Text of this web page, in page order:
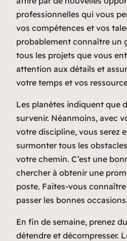
professionnelles qui vous
vos compétences et vos
probablement connaître un
tous les projets que vous
attention aux détails et
votre temps et vos
Les planètes indiquent que
survenir. Néanmoins, avec
votre discipline, vous serez
surmonter tous les
votre chemin. C’est une
chercher à obtenir une
poste. Faites-vous
passer les bonnes occasions.
En fin de semaine, prenez
détendre et décompresser.